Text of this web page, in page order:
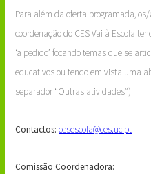
Para além da oferta programada,
coordenação do CES Vai à Escola
‘a pedido’ focando temas que se
educativos ou tendo em vista uma
separador “Outras atividades”)
Contactos: cesescola@ces.uc.pt
Comissão Coordenadora: